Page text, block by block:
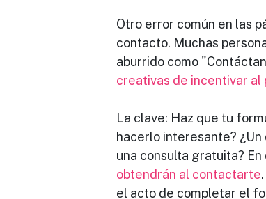
Otro error común en las
contacto. Muchas
aburrido como
creativas de incentivar
La clave: Haz que tu
hacerlo interesante?
una consulta gratuita? En
obtendrán al contactarte
el acto de completar el